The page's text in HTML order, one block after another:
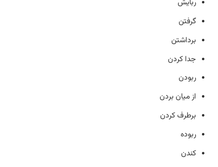
ربایش
گرفتن
برداشتن
جدا کردن
ربودن
از میان بردن
برطرف کردن
ربوده
کندن